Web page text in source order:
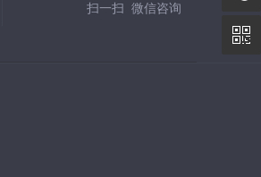
扫一扫 微信咨询